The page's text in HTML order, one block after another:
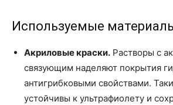
Используемые
Акриловые краски. Растворы с
связующим наделяют покрытия
антигрибковыми свойствами.
устойчивы к ультрафиолету и